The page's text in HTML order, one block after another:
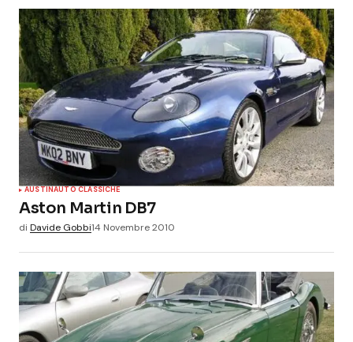
AUSTINAUTO CLASSICHE
Aston Martin DB7
di Davide Gobbi14 Novembre 2010